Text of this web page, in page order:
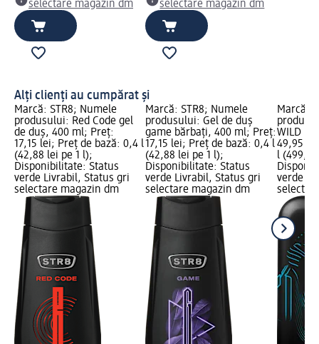
selectare magazin dm selectare magazin dm
Alți clienți au cumpărat și
Marcă: STR8; Numele
produsului: Red Code gel
de duș, 400 ml; Preț:
17,15 lei; Preț de bază: 0,4 l
(42,88 lei pe 1 l);
Disponibilitate: Status
verde Livrabil, Status gri
selectare magazin dm
Marcă: STR8; Numele
produsului: Gel de duș
game bărbați, 400 ml; Preț:
17,15 lei; Preț de bază: 0,4 l
(42,88 lei pe 1 l);
Disponibilitate: Status
verde Livrabil, Status gri
selectare magazin dm
Marcă:
WILD
49,95
l
verde